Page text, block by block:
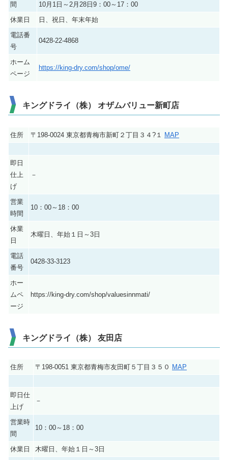
間
10月1日～2月28日9：00～17：00
休業日
日、祝日、年末年始
電話番
号
0428-22-4868
ホーム
ページ
https://king-dry.com/shop/ome/
キングドライ（株） オザムバリュー新町店
住所 〒198-0024 東京都青梅市新町２丁目３４?１ MAP
即日
仕上
げ
－
営業
時間
10：00～18：00
休業
日
木曜日、年始１日～3日
電話
番号
0428-33-3123
ホー
ムペ
ージ
https://king-dry.com/shop/valuesinnmati/
キングドライ（株） 友田店
住所 〒198-0051 東京都青梅市友田町５丁目３５０ MAP
即日仕
上げ
－
営業時
間
10：00～18：00
休業日
木曜日、年始１日～3日